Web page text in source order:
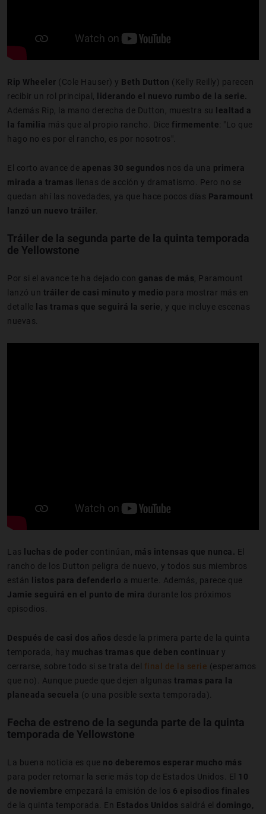
Rip Wheeler (Cole Hauser) y Beth Dutton (Kelly Reilly) parecen
recibir un rol principal,
liderando el nuevo rumbo de la serie.
Además Rip, la mano derecha de Dutton, muestra su
lealtad a
la familia más que al propio rancho. Dice firmemente: "Lo que
hago no es por el rancho, es por nosotros".
El corto avance de apenas 30 segundos nos da una primera
mirada a tramas llenas de acción y dramatismo. Pero no se
quedan ahí las novedades, ya que hace pocos días Paramount
lanzó un nuevo tráiler
Tráiler de la segunda parte de la quinta temporada
de Yellowstone
Por si el avance te ha dejado con ganas de más , Paramount
lanzó un tráiler de casi minuto y medio para mostrar más en
detalle
las tramas que seguirá la serie , y que incluye escenas
nuevas.
Las luchas de poder continúan, más intensas que nunca. El
rancho de los Dutton peligra de nuevo, y todos sus miembros
están
listos para defenderlo a muerte. Además, parece que
Jamie seguirá en el punto de mira durante los próximos
episodios.
Después de casi dos años desde la primera parte de la quinta
temporada, hay muchas tramas que deben continuar y
cerrarse, sobre todo si se trata del final de la serie (esperamos
que no). Aunque puede que dejen algunas tramas para la
planeada secuela (o una posible sexta temporada).
Fecha de estreno de la segunda parte de la quinta
temporada de Yellowstone
La buena noticia es que no deberemos esperar mucho más
para poder retomar la serie más top de Estados Unidos. El 10
de noviembre empezará la emisión de los 6 episodios finales
de la quinta temporada. En Estados Unidos saldrá el domingo,